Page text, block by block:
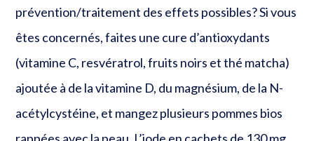
prévention/traitement des effets possibles? Si vous
êtes concernés, faites une cure d’antioxydants
(vitamine C, resvératrol, fruits noirs et thé matcha)
ajoutée à de la vitamine D, du magnésium, de la N-
acétylcystéine, et mangez plusieurs pommes bios